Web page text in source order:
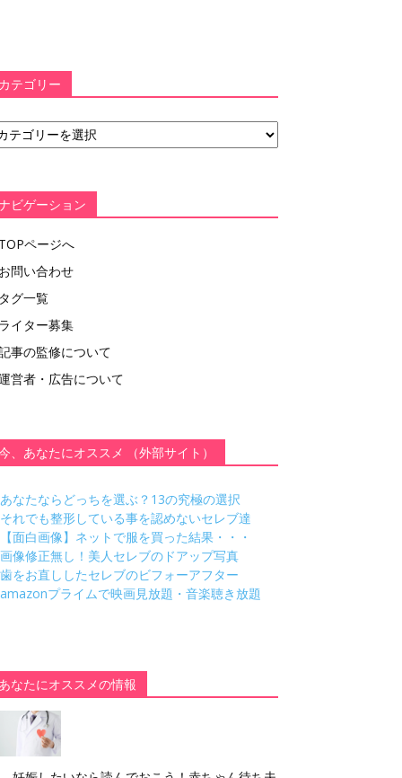
カテゴリー
ビゲーション
TOPページへ
お問い合わせ
タグ一覧
ライター募集
事の監修について
営者・広告について
、あなたにオススメ （外部サイト）
あなたならどっちを選ぶ？13の究極の選択
それでも整形している事を認めないセレブ達
【面白画像】ネットで服を買った結果・・・
画像修正無し！美人セレブのドアップ写真
歯をお直ししたセレブのビフォーアフター
amazonプライムで映画見放題・音楽聴き放題
あなたにオススメの情報